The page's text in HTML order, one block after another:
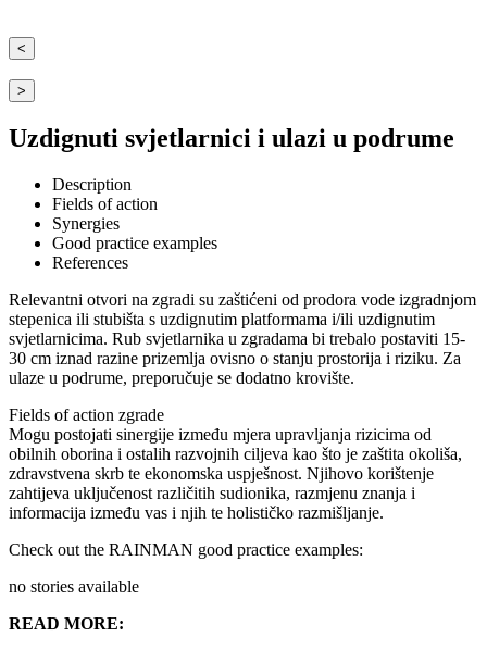
<
>
Uzdignuti svjetlarnici i ulazi u podrume
Description
Fields of action
Synergies
Good practice examples
References
Relevantni otvori na zgradi su zaštićeni od prodora vode izgradnjom
stepenica ili stubišta s uzdignutim platformama i/ili uzdignutim
svjetlarnicima. Rub svjetlarnika u zgradama bi trebalo postaviti 15-
30 cm iznad razine prizemlja ovisno o stanju prostorija i riziku. Za
ulaze u podrume, preporučuje se dodatno krovište.
Fields of action zgrade
Mogu postojati sinergije između mjera upravljanja rizicima od
obilnih oborina i ostalih razvojnih ciljeva kao što je zaštita okoliša,
zdravstvena skrb te ekonomska uspješnost. Njihovo korištenje
zahtijeva uključenost različitih sudionika, razmjenu znanja i
informacija između vas i njih te holističko razmišljanje.
Check out the RAINMAN good practice examples:
no stories available
READ MORE: